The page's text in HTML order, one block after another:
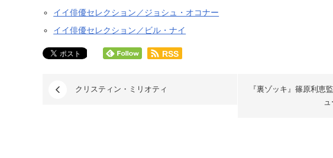
イイ俳優セレクション／ジョシュ・オコナー
イイ俳優セレクション／ビル・ナイ
RSS
クリスティン・ミリオティ
『裏ゾッキ』篠原利恵